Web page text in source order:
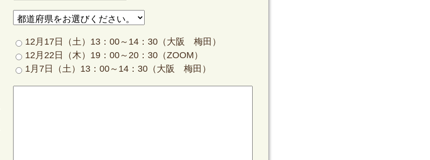
12月17日（土）13：00～14：30（大阪 梅田）
12月22日（木）19：00～20：30（ZOOM）
1月7日（土）13：00～14：30（大阪 梅田）